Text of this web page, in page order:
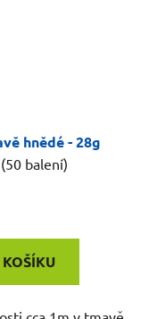
hnědé - 28g
(50 balení)